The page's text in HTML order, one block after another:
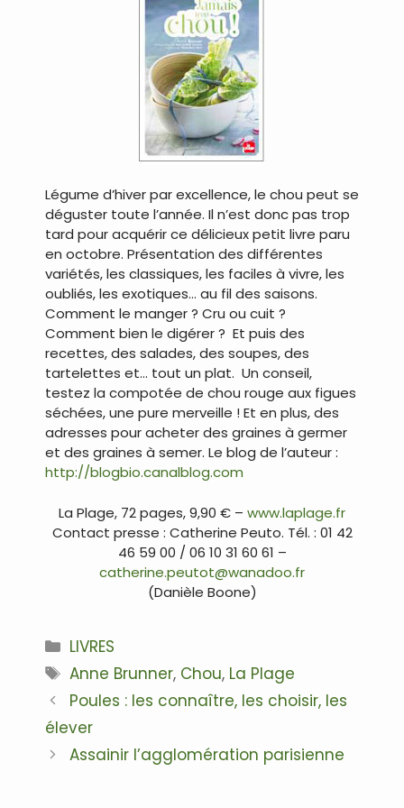
Légume d’hiver par excellence, le chou peut se
déguster toute l’année. Il n’est donc pas trop
tard pour acquérir ce délicieux petit livre paru
en octobre. Présentation des différentes
variétés, les classiques, les faciles à vivre, les
oubliés, les exotiques… au fil des saisons.
Comment le manger ? Cru ou cuit ?
Comment bien le digérer ? Et puis des
recettes, des salades, des soupes, des
tartelettes et… tout un plat. Un conseil,
testez la compotée de chou rouge aux figues
séchées, une pure merveille ! Et en plus, des
adresses pour acheter des graines à germer
et des graines à semer. Le blog de l’auteur :
http://blogbio.canalblog.com
La Plage, 72 pages, 9,90 € – www.laplage.fr
Contact presse : Catherine Peuto. Tél. : 01 42
46 59 00 / 06 10 31 60 61 –
catherine.peutot@wanadoo.fr
(Danièle Boone)
Catégories
LIVRES
Étiquettes
Anne Brunner, Chou, La Plage
Navigation
des
Poules : les connaître, les choisir, les
élever
Assainir l’agglomération parisienne